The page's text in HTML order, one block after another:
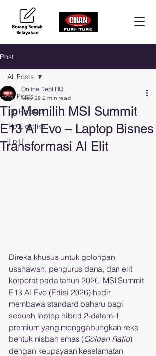
Post
All Posts
Tip Perabot
Tip Elektrikal
Tip IT
All Posts
Tip Memilih MSI Summit
E13 AI Evo – Laptop Bisnes
Transformasi AI Elit
Online Dept HQ
May 29 2 min read
Direka khusus untuk golongan
usahawan, pengurus dana, dan elit
korporat pada tahun 2026, MSI Summit
E13 AI Evo (Edisi 2026) hadir
membawa standard baharu bagi
sebuah laptop hibrid 2-dalam-1
premium yang menggabungkan reka
bentuk nisbah emas (Golden Ratio)
dengan keupayaan keselamatan